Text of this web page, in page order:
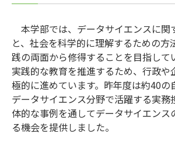
本学部では、データサイエンスに関
と、社会を科学的に理解するための方
践の両面から修得することを目指して
実践的な教育を推進するため、行政や
極的に進めています。昨年度は約40の
データサイエンス分野で活躍する実務
体的な事例を通してデータサイエンス
る機会を提供しました。